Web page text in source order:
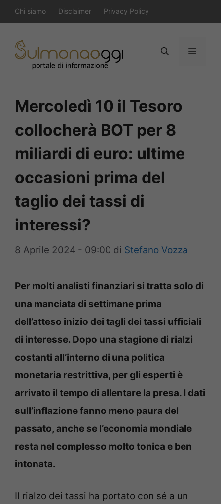
al
contenuto
Chi siamo Disclaimer Privacy Policy
Menu
Mercoledì 10 il Tesoro
collocherà BOT per 8
miliardi di euro: ultime
occasioni prima del
taglio dei tassi di
interessi?
8 Aprile 2024 - 09:00 di Stefano Vozza
Per molti analisti finanziari si tratta solo di
una manciata di settimane prima
dell’atteso inizio dei tagli dei tassi ufficiali
di interesse. Dopo una stagione di rialzi
costanti all’interno di una politica
monetaria restrittiva, per gli esperti è
arrivato il tempo di allentare la presa. I dati
sull’inflazione fanno meno paura del
passato, anche se l’economia mondiale
resta nel complesso molto tonica e ben
intonata.
Il rialzo dei tassi ha portato con sé a un